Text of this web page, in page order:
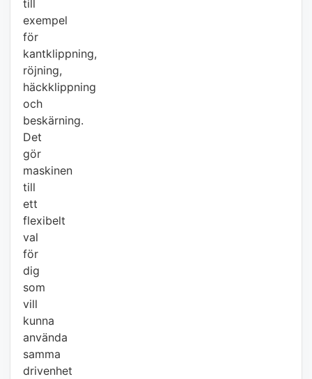
till
exempel
för
kantklippning,
röjning,
häckklippning
och
beskärning.
Det
gör
maskinen
till
ett
flexibelt
val
för
dig
som
vill
kunna
använda
samma
drivenhet